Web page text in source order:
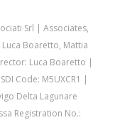
Srl | Associates,
Boaretto, Mattia
Luca Boaretto |
Code: M5UXCR1 |
Delta Lagunare
Registration No.: